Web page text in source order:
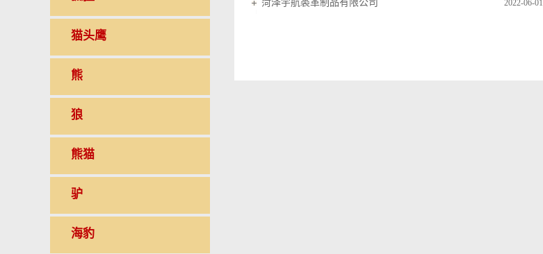
猫头鹰
熊
狼
熊猫
驴
海豹
2022-06-01
菏泽宇航裘革制品有限公司